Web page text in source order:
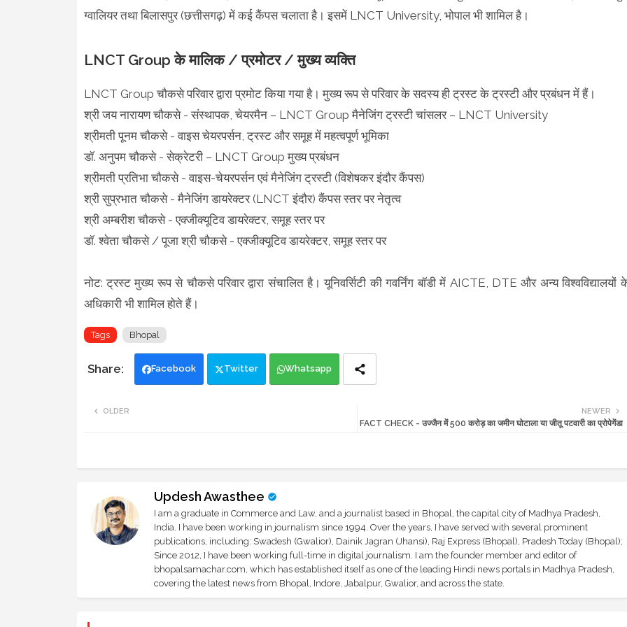
ग्वालियर तथा बिलासपुर (छत्तीसगढ़) में कई कैंपस चलाता है। इसमें LNCT University, भोपाल भी शामिल है।
LNCT Group के मालिक / प्रमोटर / मुख्य व्यक्ति
LNCT Group चौकसे परिवार द्वारा प्रमोट किया गया है। मुख्य रूप से परिवार के सदस्य ही ट्रस्ट के ट्रस्टी और प्रबंधन में हैं।
श्री जय नारायण चौकसे - संस्थापक, चेयरमैन – LNCT Group मैनेजिंग ट्रस्टी चांसलर – LNCT University
श्रीमती पूनम चौकसे - वाइस चेयरपर्सन, ट्रस्ट और समूह में महत्वपूर्ण भूमिका
डॉ. अनुपम चौकसे - सेक्रेटरी – LNCT Group मुख्य प्रबंधन
श्रीमती प्रतिभा चौकसे - वाइस-चेयरपर्सन एवं मैनेजिंग ट्रस्टी (विशेषकर इंदौर कैंपस)
श्री सुप्रभात चौकसे - मैनेजिंग डायरेक्टर (LNCT इंदौर) कैंपस स्तर पर नेतृत्व
श्री अम्बरीश चौकसे - एक्जीक्यूटिव डायरेक्टर, समूह स्तर पर
डॉ. श्वेता चौकसे / पूजा श्री चौकसे - एक्जीक्यूटिव डायरेक्टर, समूह स्तर पर
नोट: ट्रस्ट मुख्य रूप से चौकसे परिवार द्वारा संचालित है। यूनिवर्सिटी की गवर्निंग बॉडी में AICTE, DTE और अन्य विश्वविद्यालयों
अधिकारी भी शामिल होते हैं।
Tags Bhopal
Facebook Twitter Whatsapp
NEWER
FACT CHECK - उज्जैन में 500 करोड़ का जमीन घोटाला या जीतू पटवारी का प्रोपेगेंडा
OLDER
Updesh Awasthee
I am a graduate in Commerce and Law, and a journalist based in Bhopal, the capital city of Madhya Pradesh,
India. I have been working in journalism since 1994. Over the years, I have served with several prominent
publications, including: Swadesh (Gwalior), Dainik Jagran (Jhansi), Raj Express (Bhopal), Pradesh Today (Bhopal);
Since 2012, I have been working full-time in digital journalism. I am the founder member and editor of
bhopalsamachar.com, which has established itself as one of the leading Hindi news portals in Madhya Pradesh,
covering the latest news from Bhopal, Indore, Jabalpur, Gwalior, and across the state.